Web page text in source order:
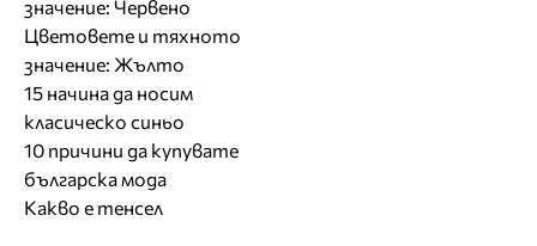
значение: Червено
Цветовете и тяхното
значение: Жълто
15 начина да носим
класическо синьо
10 причини да купувате
българска мода
Какво е тенсел